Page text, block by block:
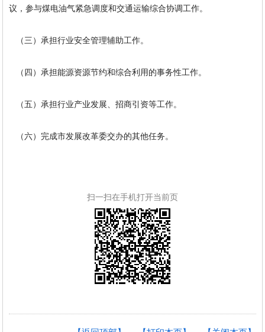
议，参与煤电油气紧急调度和交通运输综合协调工作。
（三）承担行业安全管理辅助工作。
（四）承担能源资源节约和综合利用的事务性工作。
（五）承担行业产业发展、招商引资等工作。
（六）完成市发展改革委交办的其他任务。
扫一扫在手机打开当前页